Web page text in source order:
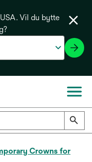
Vil du bytte
Crowns for